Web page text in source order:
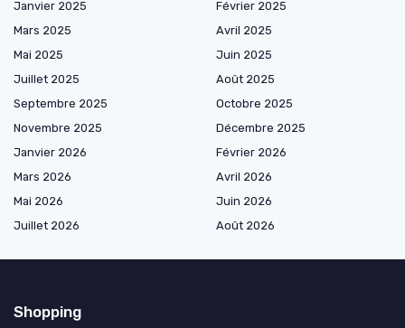
Janvier 2025
Février 2025
Mars 2025
Avril 2025
Mai 2025
Juin 2025
Juillet 2025
Août 2025
Septembre 2025
Octobre 2025
Novembre 2025
Décembre 2025
Janvier 2026
Février 2026
Mars 2026
Avril 2026
Mai 2026
Juin 2026
Juillet 2026
Août 2026
Shopping